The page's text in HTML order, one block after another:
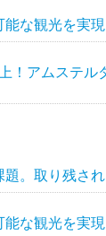
な観光を実
！アムステル
。取り残さ
な観光を実